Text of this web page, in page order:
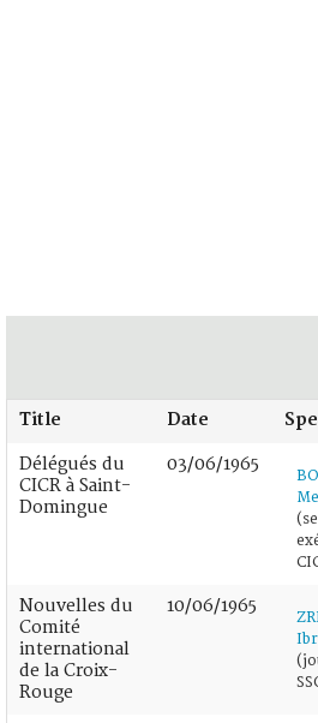
Title Date
Délégués du
CICR à Saint-
Domingue
03/06/1965
Nouvelles du
Comité
international
de la Croix-
Rouge
10/06/1965